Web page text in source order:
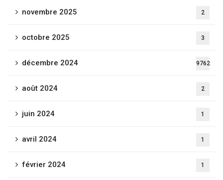
novembre 2025 2
octobre 2025 3
décembre 2024 9762
août 2024 2
juin 2024 1
avril 2024 1
février 2024 1